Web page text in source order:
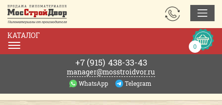
КАТАЛОГ
+7 (915) 438-33-43
manager@mosstroidvor.ru
WhatsApp Telegram
ЗАКАЗАТЬ
ЗВОНОК
0
0р.